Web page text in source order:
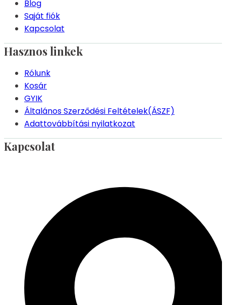
Blog
Saját fiók
Kapcsolat
Hasznos linkek
Rólunk
Kosár
GYIK
Általános Szerződési Feltételek(ÁSZF)
Adattovábbítási nyilatkozat
Kapcsolat